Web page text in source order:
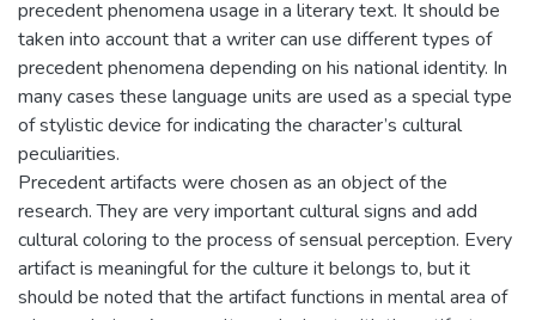
precedent phenomena usage in a literary text. It should be
taken into account that a writer can use different types of
precedent phenomena depending on his national identity. In
many cases these language units are used as a special type
of stylistic device for indicating the character’s cultural
peculiarities.
Precedent artifacts were chosen as an object of the
research. They are very important cultural signs and add
cultural coloring to the process of sensual perception. Every
artifact is meaningful for the culture it belongs to, but it
should be noted that the artifact functions in mental area of